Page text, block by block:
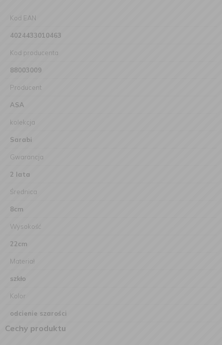
Kod EAN
4024433010463
Kod producenta
88003009
Producent
ASA
kolekcja
Sarabi
Gwarancja
2 lata
Średnica
8cm
Wysokość
22cm
Materiał
szkło
Kolor
odcienie szarości
Cechy produktu